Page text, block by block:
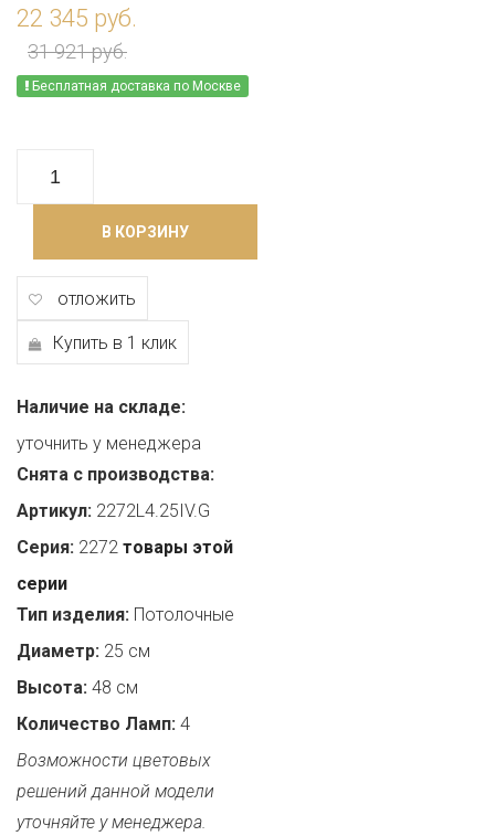
22 345 руб.
31 921 руб.
Бесплатная доставка по Москве
В КОРЗИНУ
отложить
Купить в 1 клик
Наличие на складе:
уточнить у менеджера
Снята с производства:
Артикул: 2272L4.25IV.G
Серия: 2272 товары этой
серии
Тип изделия: Потолочные
Диаметр: 25 см
Высота: 48 см
Количество Ламп: 4
Возможности цветовых
решений данной модели
уточняйте у менеджера.